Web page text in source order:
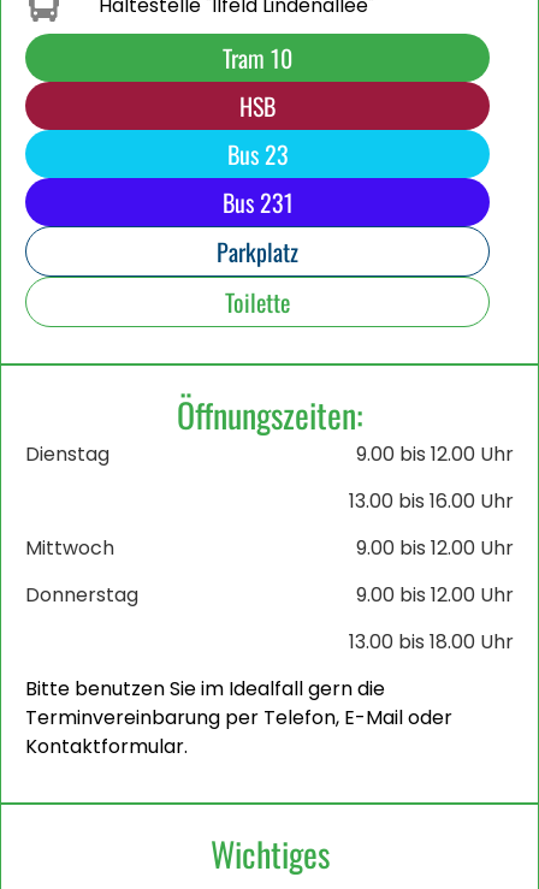
Tram 10
HSB
Bus 23
Bus 231
Parkplatz
Toilette
Öffnungszeiten:
Dienstag
9.00 bis 12.00 Uhr
13.00 bis 16.00 Uhr
Mittwoch
9.00 bis 12.00 Uhr
Donnerstag
9.00 bis 12.00 Uhr
13.00 bis 18.00 Uhr
Bitte benutzen Sie im Idealfall gern die
Terminvereinbarung per Telefon, E-Mail oder
Kontaktformular.
Wichtiges